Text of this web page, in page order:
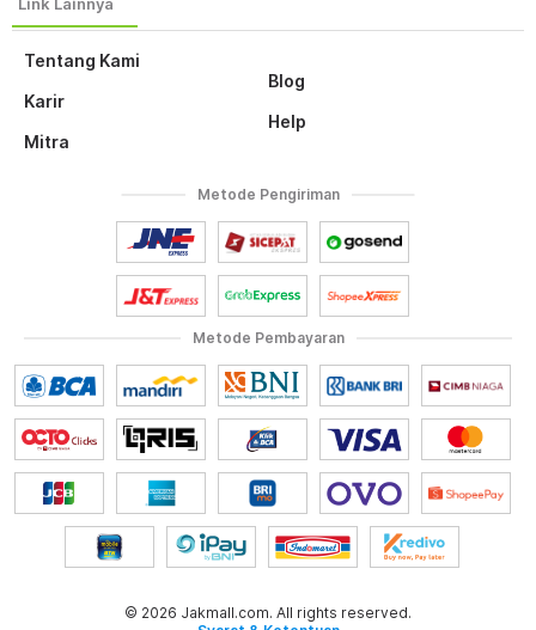
Tentang Kami
Karir
Mitra
Blog
Help
Metode Pembayaran
Metode Pengiriman
© 2026 Jakmall.com. All rights reserved.